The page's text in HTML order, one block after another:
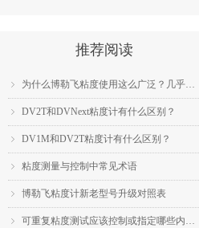
ꁇ 为什么博勒飞粘度使用这么广泛？几乎成为了行业标准？
ꁇ DV2T和DVNext粘度计有什么区别？
ꁇ DV1M和DV2T粘度计有什么区别？
ꁇ 粘度测量与控制中常见术语
ꁇ 博勒飞粘度计新老型号升级对照表
ꁇ 可重复粘度测试应该控制或指定哪些内容？
推荐阅读